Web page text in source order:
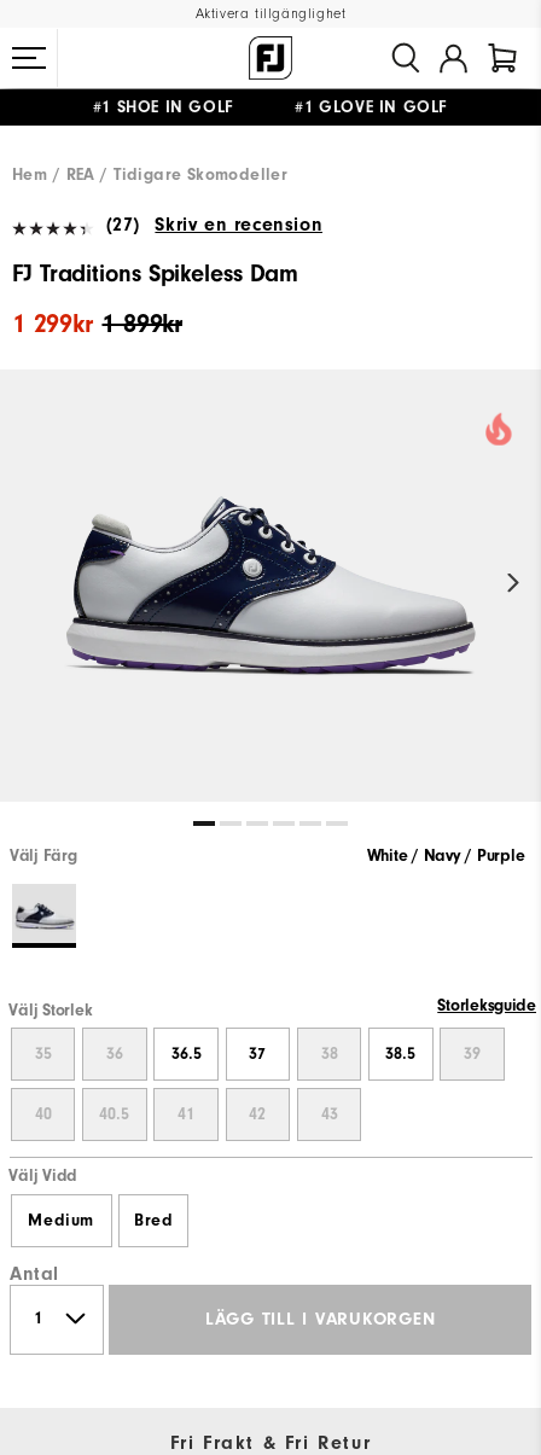
Aktivera tillgänglighet
#1 SHOE IN GOLF #1 GLOVE IN GOLF
Hem
REA Tidigare Skomodeller
(27) Skriv en recension
FJ Traditions Spikeless Dam
1 899kr
1 299kr
Välj Färg White / Navy / Purple
Välj Storlek Storleksguide
35 36 36.5 37 38 38.5 39
40 40.5 41 42 43
Välj Vidd
Medium Bred
Antal
LÄGG TILL I VARUKORGEN
Fri Frakt & Fri Retur